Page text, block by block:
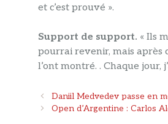
et c’est prouvé ».
Support de support. « Ils
pourrai revenir, mais après
l’ont montré. . Chaque jour,
Navigation
des
Daniil Medvedev passe en
Open d’Argentine : Carlos